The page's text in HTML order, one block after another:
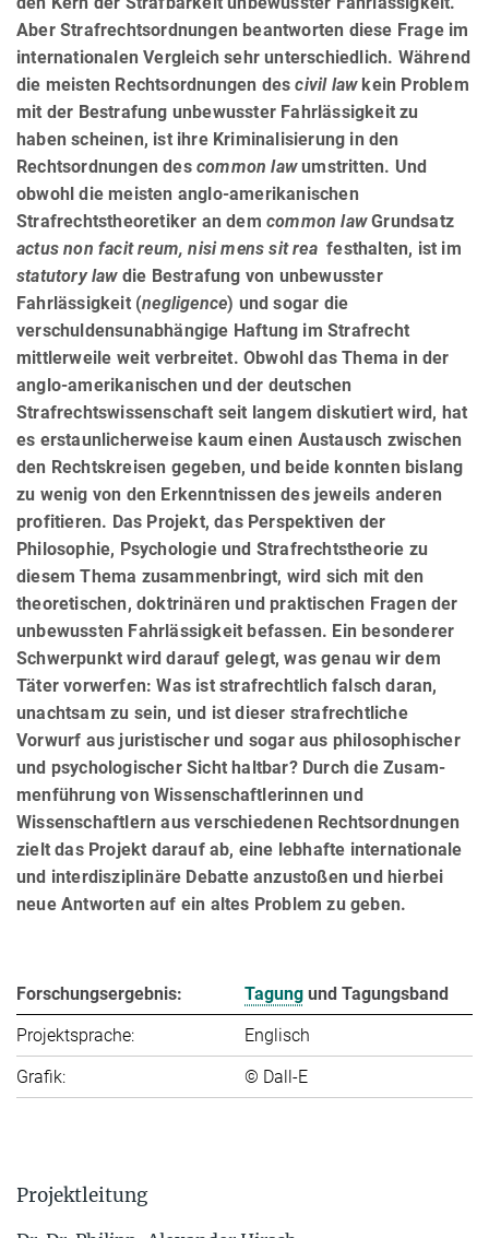
Aber Strafrechtsordnungen beantworten diese Frage im
internationalen Vergleich sehr unterschiedlich. Während
die meisten Rechtsordnungen descivil lawkein Problem
mit der Bestrafung unbewusster Fahrlässigkeit zu
haben scheinen, ist ihre Kriminalisierung in den
Rechtsordnungen des common lawumstritten. Und
obwohl die meisten anglo-amerikanischen
Strafrechtstheoretiker an dem common lawGrundsatz
actus non facit reum, nisi mens sit rea festhalten, ist im
statutory lawdie Bestrafung von unbewusster
Fahrlässigkeit (negligence) und sogar die
verschuldensunabhängige Haftung im Strafrecht
mittlerweile weit verbreitet. Obwohl das Thema in der
anglo-amerikanischen und der deutschen
Strafrechtswissenschaft seit langem diskutiert wird, hat
es erstaunlicherweise kaum einen Austausch zwischen
den Rechtskreisen gegeben, und beide konnten bislang
zu wenig von den Er­kennt­nissen des jeweils anderen
profitieren. Das Projekt, das Perspektiven der
Philosophie, Psychologie und Straf­rechtstheorie zu
diesem Thema zusammenbringt, wird sich mit den
theoretischen, doktrinären und prak­ti­schen Fragen der
unbewussten Fahrlässigkeit befassen. Ein besonderer
Schwerpunkt wird darauf gelegt, was genau wir dem
Täter vorwerfen: Was ist strafrechtlich falsch daran,
unachtsam zu sein, und ist dieser straf­recht­liche
Vorwurf aus juristischer und sogar aus philosophischer
und psychologischer Sicht haltbar? Durch die Zusam­
men­führung von Wissenschaftlerinnen und
Wissenschaftlern aus verschiedenen Rechtsordnungen
zielt das Projekt darauf ab, eine lebhafte internationale
und interdisziplinäre Debatte anzustoßen und hierbei
neue Antworten auf ein altes Problem zu geben.
Forschungsergebnis: Tagung und Tagungsband
Projektsprache:
Englisch
Grafik:
© Dall-E
Projektleitung